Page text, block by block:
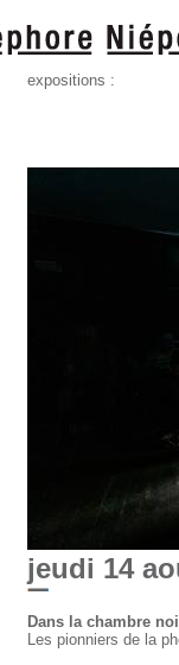
expositions :
jeudi 14
Dans la chambre
Les pionniers de la